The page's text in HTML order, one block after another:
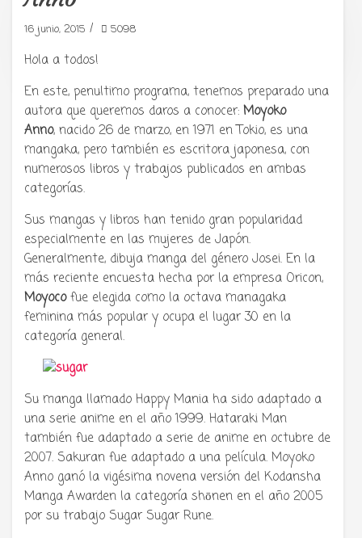
Tu radio y podcast sobre manga,
16 junio, 2015 / 5098
Hola a todos!
En este, penultimo programa, tenemos preparado una
autora que queremos daros a conocer: Moyoko
Anno, nacido 26 de marzo, en 1971 en Tokio, es una
mangaka, pero también es escritora japonesa, con
numerosos libros y trabajos publicados en ambas
categorías.
Sus mangas y libros han tenido gran popularidad
especialmente en las mujeres de Japón.
Generalmente, dibuja manga del género Josei. En la
más reciente encuesta hecha por la empresa Oricon,
Moyocofue elegida como la octava managaka
feminina más popular y ocupa el lugar 30 en la
categoría general.
Su manga llamado Happy Mania ha sido adaptado a
una serie anime en el año 1999. Hataraki Man
también fue adaptado a serie de anime en octubre de
2007. Sakuran fue adaptado a una película. Moyoko
Anno ganó la vigésima novena versión del Kodansha
Manga Awarden la categoría shōnen en el año 2005
por su trabajo Sugar Sugar Rune.